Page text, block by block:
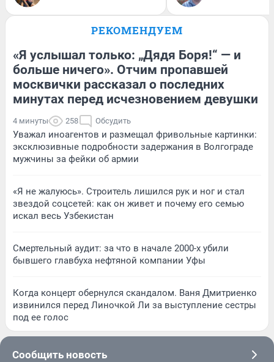
РЕКОМЕНДУЕМ
«Я услышал только: „Дядя Боря!“ — и
больше ничего». Отчим пропавшей
москвички рассказал о последних
минутах перед исчезновением девушки
4 минуты 258 Обсудить
Уважал иноагентов и размещал фривольные картинки:
эксклюзивные подробности задержания в Волгограде
мужчины за фейки об армии
«Я не жалуюсь». Строитель лишился рук и ног и стал
звездой соцсетей: как он живет и почему его семью
искал весь Узбекистан
Смертельный аудит: за что в начале 2000-х убили
бывшего главбуха нефтяной компании Уфы
Когда концерт обернулся скандалом. Ваня Дмитриенко
извинился перед Линочкой Ли за выступление сестры
под ее голос
Сообщить новость